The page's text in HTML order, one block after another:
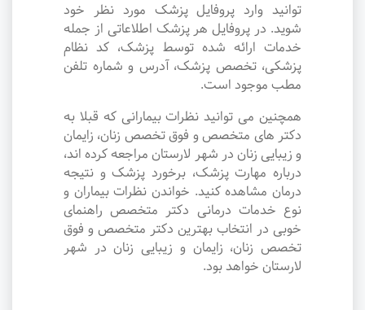
توانید وارد پروفایل پزشک مورد نظر خود
شوید. در پروفایل هر پزشک اطلاعاتی از جمله
خدمات ارائه شده توسط پزشک، کد نظام
پزشکی، تخصص پزشک، آدرس و شماره تلفن
مطب موجود است.
همچنین می توانید نظرات بیمارانی که قبلا به
دکتر های متخصص و فوق تخصص زنان، زایمان
و زیبایی زنان در شهر لارستان مراجعه کرده اند،
درباره مهارت پزشک، برخورد پزشک و نتیجه
درمان مشاهده کنید. خواندن نظرات بیماران و
نوع خدمات درمانی دکتر متخصص راهنمای
خوبی در انتخاب بهترین دکتر متخصص و فوق
تخصص زنان، زایمان و زیبایی زنان در شهر
لارستان خواهد بود.